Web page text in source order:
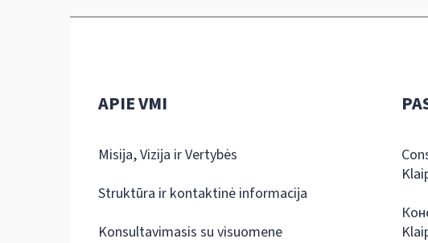
APIE VMI
Misija, Vizija ir Vertybės
Struktūra ir kontaktinė informacija
Konsultavimasis su visuomene